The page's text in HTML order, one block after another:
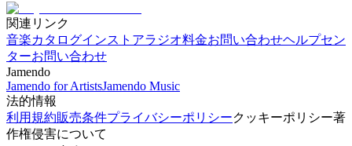
関連リンク
音楽カタログインストアラジオ料金お問い合わせヘルプセン
ターお問い合わせ
Jamendo
Jamendo for ArtistsJamendo Music
法的情報
利用規約販売条件プライバシーポリシークッキーポリシー著
作権侵害について